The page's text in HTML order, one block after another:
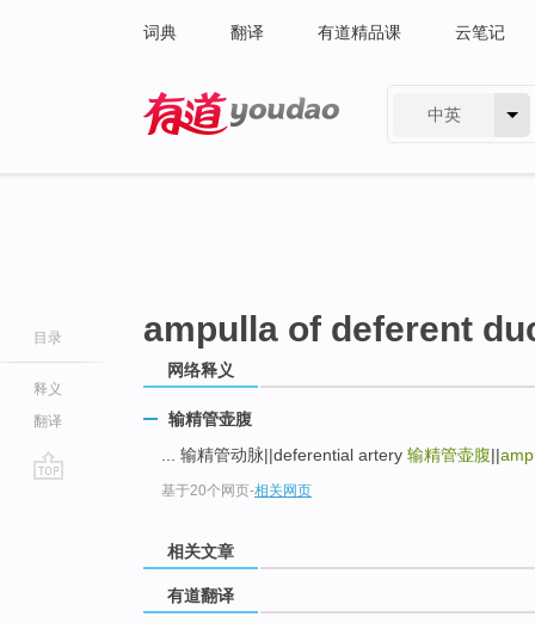
词典 翻译 有道精品课 云笔记
中英
目录
释义
翻译
ampulla of deferent
网络释义
输精管壶腹
... 输精管动脉||deferential artery 输精管壶腹||
基于20个网页-相关网页
相关文章
有道翻译